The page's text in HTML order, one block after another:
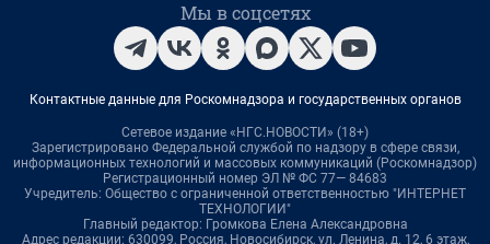
Мы в соцсетях
Контактные данные для Роскомнадзора и государственных органов
Сетевое издание «НГС.НОВОСТИ» (18+)
Зарегистрировано Федеральной службой по надзору в сфере связи,
информационных технологий и массовых коммуникаций (Роскомнадзор)
Регистрационный номер ЭЛ № ФС 77— 84683
Учредитель: Общество с ограниченной ответственностью "ИНТЕРНЕТ
ТЕХНОЛОГИИ"
Главный редактор: Громкова Елена Александровна
Адрес редакции: 630099, Россия, Новосибирск, ул. Ленина, д. 12, 6 этаж,